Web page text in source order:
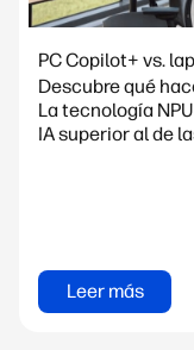
PC Copilot+ vs.
Descubre qué
La tecnología
IA superior al de
Leer más